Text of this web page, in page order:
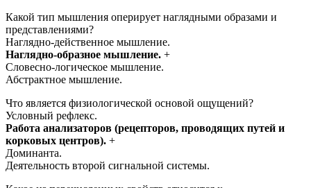
Какой тип мышления оперирует наглядными образами и
представлениями?
Наглядно-действенное мышление.
Наглядно-образное мышление. +
Словесно-логическое мышление.
Абстрактное мышление.
Что является физиологической основой ощущений?
Условный рефлекс.
Работа анализаторов (рецепторов, проводящих путей и
корковых центров). +
Доминанта.
Деятельность второй сигнальной системы.